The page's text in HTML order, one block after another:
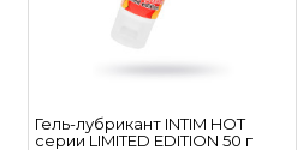
Гель-лубрикант INTIM HOT
серии LIMITED EDITION 50 г